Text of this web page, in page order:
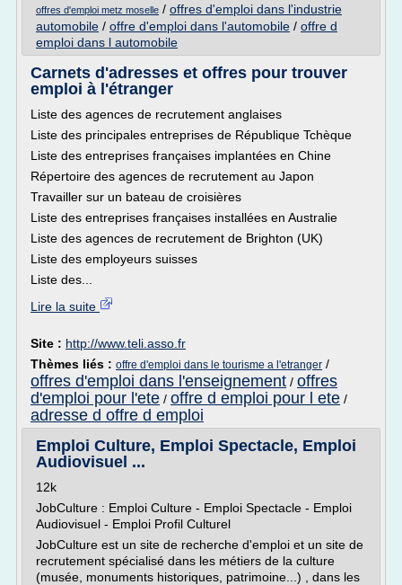
offres d'emploi metz moselle / offres d'emploi dans l'industrie
automobile / offre d'emploi dans l'automobile / offre d
emploi dans l automobile
Carnets d'adresses et offres pour trouver
emploi à l'étranger
Liste des agences de recrutement anglaises
Liste des principales entreprises de République Tchèque
Liste des entreprises françaises implantées en Chine
Répertoire des agences de recrutement au Japon
Travailler sur un bateau de croisières
Liste des entreprises françaises installées en Australie
Liste des agences de recrutement de Brighton (UK)
Liste des employeurs suisses
Liste des...
Lire la suite
Site : http://www.teli.asso.fr
Thèmes liés : offre d'emploi dans le tourisme a l'etranger /
offres d'emploi dans l'enseignement / offres
d'emploi pour l'ete / offre d emploi pour l ete /
adresse d offre d emploi
Emploi Culture, Emploi Spectacle, Emploi
Audiovisuel ...
12k
JobCulture : Emploi Culture - Emploi Spectacle - Emploi
Audiovisuel - Emploi Profil Culturel
JobCulture est un site de recherche d'emploi et un site de
recrutement spécialisé dans les métiers de la culture
(musée, monuments historiques, patrimoine...) , dans les